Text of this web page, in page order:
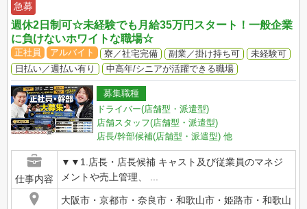
急募
週休2日制可☆未経験でも月給35万円スタート！一般企業
に負けないホワイトな職場☆
正社員 アルバイト 寮／社宅完備 副業／掛け持ち可
未経験可
日払い／週払い有り
中高年/シニアが活躍できる職場
募集職種
ドライバー(店舗型・派遣型)
店舗スタッフ(店舗型・派遣型)
店長/幹部候補(店舗型・派遣型) 他
仕事内容
▼▼1.店長・店長候補 キャスト及び従業員のマネジ
メントや売上管理、 ...
大阪市・京都市・奈良市・和歌山市・姫路市・和歌山